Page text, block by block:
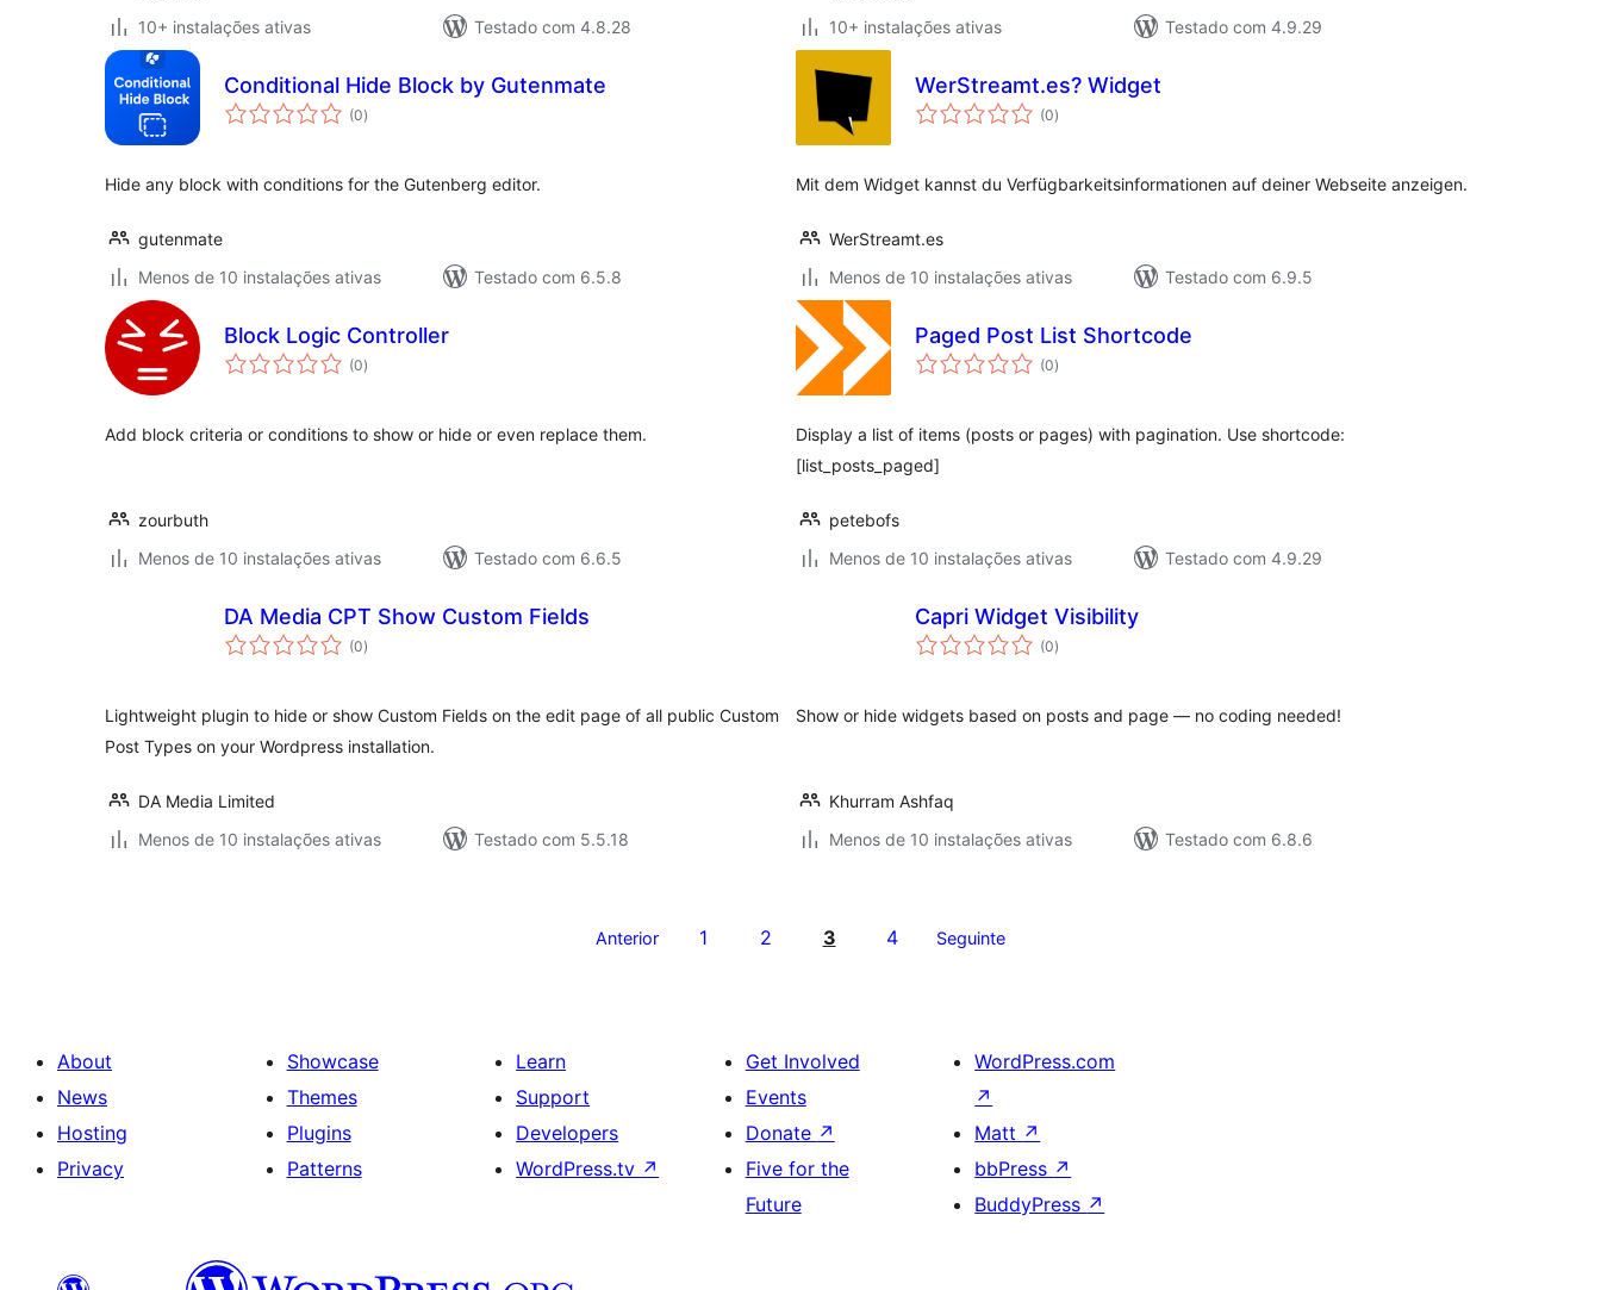
10+ instalações ativas
Testado com 4.8.28
10+ instalações ativas
Testado com 4.9.29
Conditional Hide Block by Gutenmate
(0avaliações
totais
)
Hide any block with conditions for the Gutenberg editor.
gutenmate
Menos de 10 instalações ativas
Testado com 6.5.8
WerStreamt.es? Widget
(0avaliações
totais
)
Mit dem Widget kannst du Verfügbarkeitsinformationen auf deiner Webseite anzeigen.
WerStreamt.es
Menos de 10 instalações ativas
Testado com 6.9.5
Block Logic Controller
(0avaliações
totais
)
Add block criteria or conditions to show or hide or even replace them.
zourbuth
Menos de 10 instalações ativas
Testado com 6.6.5
Paged Post List Shortcode
(0avaliações
totais
)
Display a list of items (posts or pages) with pagination. Use shortcode:
[list_posts_paged]
petebofs
Menos de 10 instalações ativas
Testado com 4.9.29
DA Media CPT Show Custom Fields
(0avaliações
totais
)
Lightweight plugin to hide or show Custom Fields on the edit page of all public Custom
Post Types on your Wordpress installation.
DA Media Limited
Menos de 10 instalações ativas
Testado com 5.5.18
Capri Widget Visibility
(0avaliações
totais
)
Show or hide widgets based on posts and page — no coding needed!
Khurram Ashfaq
Menos de 10 instalações ativas
Testado com 6.8.6
Anterior 1 2 3 4 Seguinte
About
News
Hosting
Privacy
Showcase
Themes
Plugins
Patterns
Learn
Support
Developers
WordPress.tv ↗
Get Involved
Events
Donate ↗
Five for the
Future
WordPress.com
↗
Matt ↗
bbPress ↗
BuddyPress ↗